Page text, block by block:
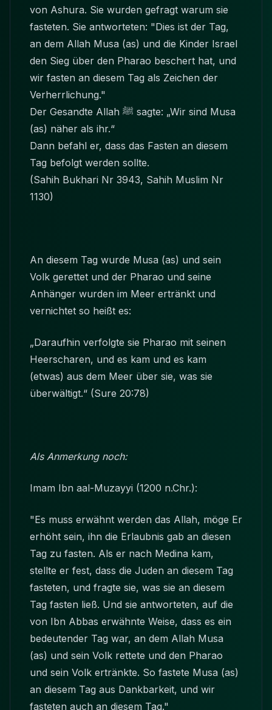
von Ashura. Sie wurden gefragt warum sie
fasteten. Sie antworteten: "Dies ist der Tag,
an dem Allah Musa (as) und die Kinder Israel
den Sieg über den Pharao beschert hat, und
wir fasten an diesem Tag als Zeichen der
Verherrlichung."
Der Gesandte Allah ﷺ sagte: „Wir sind Musa
(as) näher als ihr.“
Dann befahl er, dass das Fasten an diesem
Tag befolgt werden sollte.
(Sahih Bukhari Nr 3943, Sahih Muslim Nr
1130)
An diesem Tag wurde Musa (as) und sein
Volk gerettet und der Pharao und seine
Anhänger wurden im Meer ertränkt und
vernichtet so heißt es:
„Daraufhin verfolgte sie Pharao mit seinen
Heerscharen, und es kam und es kam
(etwas) aus dem Meer über sie, was sie
überwältigt.“ (Sure 20:78)
Als Anmerkung noch:
Imam Ibn aal-Muzayyi (1200 n.Chr.):
"Es muss erwähnt werden das Allah, möge Er
erhöht sein, ihn die Erlaubnis gab an diesen
Tag zu fasten. Als er nach Medina kam,
stellte er fest, dass die Juden an diesem Tag
fasteten, und fragte sie, was sie an diesem
Tag fasten ließ. Und sie antworteten, auf die
von Ibn Abbas erwähnte Weise, dass es ein
bedeutender Tag war, an dem Allah Musa
(as) und sein Volk rettete und den Pharao
und sein Volk ertränkte. So fastete Musa (as)
an diesem Tag aus Dankbarkeit, und wir
fasteten auch an diesem Tag."